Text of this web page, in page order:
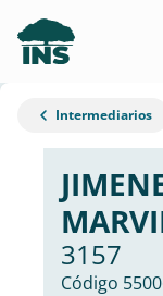
Intermediarios
3157
Código